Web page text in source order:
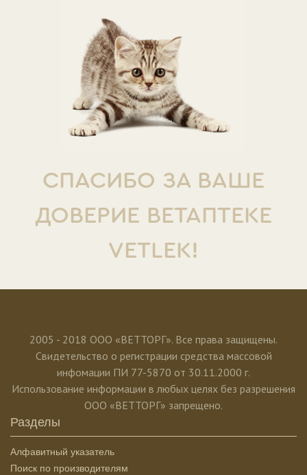
СПАСИБО ЗА ВАШЕ
ДОВЕРИЕ ВЕТАПТЕКЕ
VETLEK!
2005 - 2018 ООО «ВЕТТОРГ». Все права защищены.
Свидетельство о регистрации средства массовой
инфомации ПИ 77-5870 от 30.11.2000 г.
Использование информации в любых целях без разрешения
ООО «ВЕТТОРГ» запрещено.
Разделы
Алфавитный указатель
Поиск по производителям